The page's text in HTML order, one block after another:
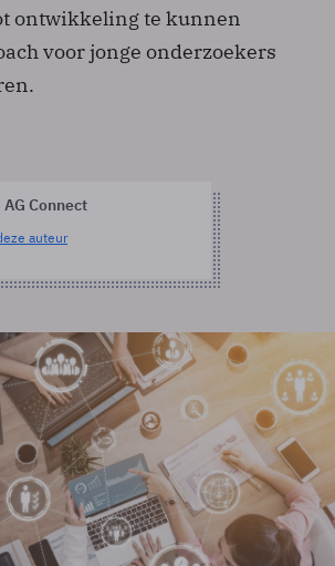
ontwikkeling te kunnen
voor jonge onderzoekers
Connect
auteur